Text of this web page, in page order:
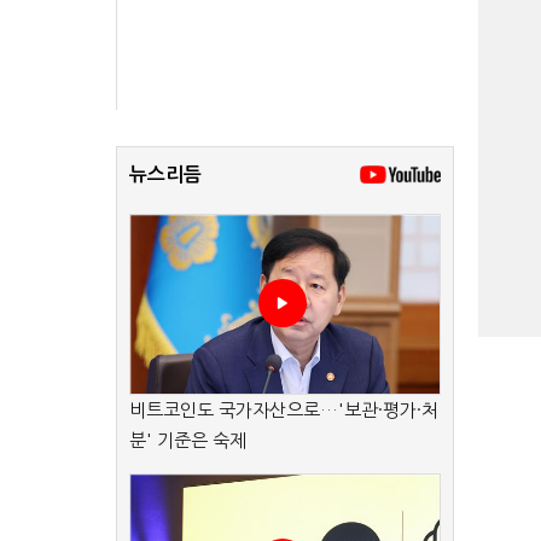
뉴스리듬
비트코인도 국가자산으로…'보관·평가·처
분' 기준은 숙제